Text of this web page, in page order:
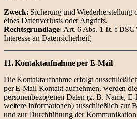
Zweck: Sicherung und Wiederherstellung
eines Datenverlusts oder Angriffs.
Rechtsgrundlage: Art. 6 Abs. 1 lit. f
Interesse an Datensicherheit)
11. Kontaktaufnahme per E-Mail
Die Kontaktaufnahme erfolgt
per E-Mail Kontakt aufnehmen, werden
personenbezogenen Daten (z. B. Name,
weitere Informationen) ausschließlich zur
und zur Durchführung der Kommunikation